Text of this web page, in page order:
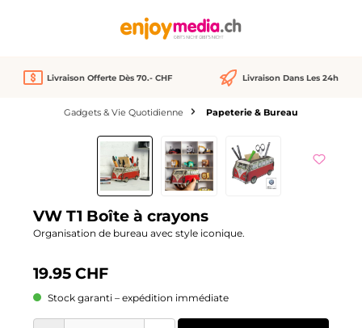
Livraison Offerte Dès 70.- CHF Livraison Dans Les 24h
Gadgets & Vie Quotidienne Papeterie & Bureau
Ignorer la galerie d'images
VW T1 Boîte à crayons
Organisation de bureau avec style iconique.
19.95 CHF
Stock garanti – expédition immédiate
Quantité de produit : Entrez la quantité souhaitée ou utilisez les boutons